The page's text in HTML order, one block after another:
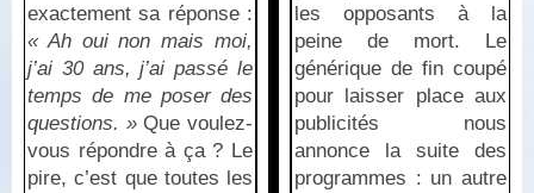
exactement sa réponse :
« Ah oui non mais moi,
j’ai 30 ans, j’ai passé le
temps de me poser des
questions. »Que voulez-
vous répondre à ça ? Le
pire, c’est que toutes les
les opposants à la
peine de mort. Le
générique de fin coupé
pour laisser place aux
publicités nous
annonce la suite des
programmes : un autre